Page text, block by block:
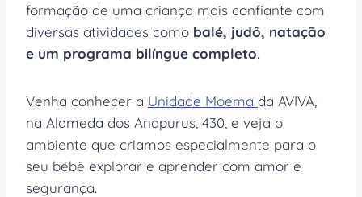
formação de uma criança mais confiante com
diversas atividades como balé, judô, natação
e um programa bilíngue completo.
Venha conhecer a Unidade Moema da AVIVA,
na Alameda dos Anapurus, 430, e veja o
ambiente que criamos especialmente para o
seu bebê explorar e aprender com amor e
segurança.